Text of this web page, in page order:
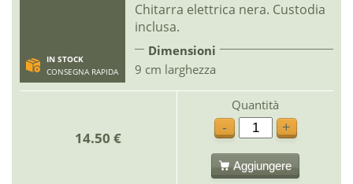
IN STOCK
CONSEGNA RAPIDA
Chitarra elettrica nera. Custodia
inclusa.
Dimensioni
9 cm larghezza
14.50 €
Quantità
-
+
Aggiungere